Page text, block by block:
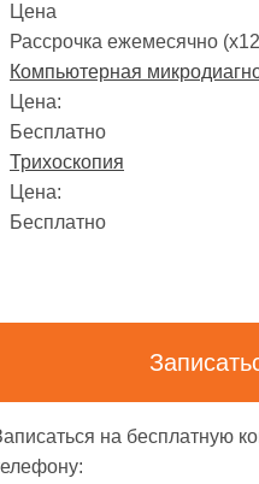
Цена
Рассрочка ежемесячно
Компьютерная
Цена:
Бесплатно
Трихоскопия
Цена:
Бесплатно
на бесплатную